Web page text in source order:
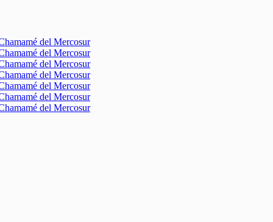
del Mercosur
del Mercosur
del Mercosur
del Mercosur
del Mercosur
del Mercosur
del Mercosur